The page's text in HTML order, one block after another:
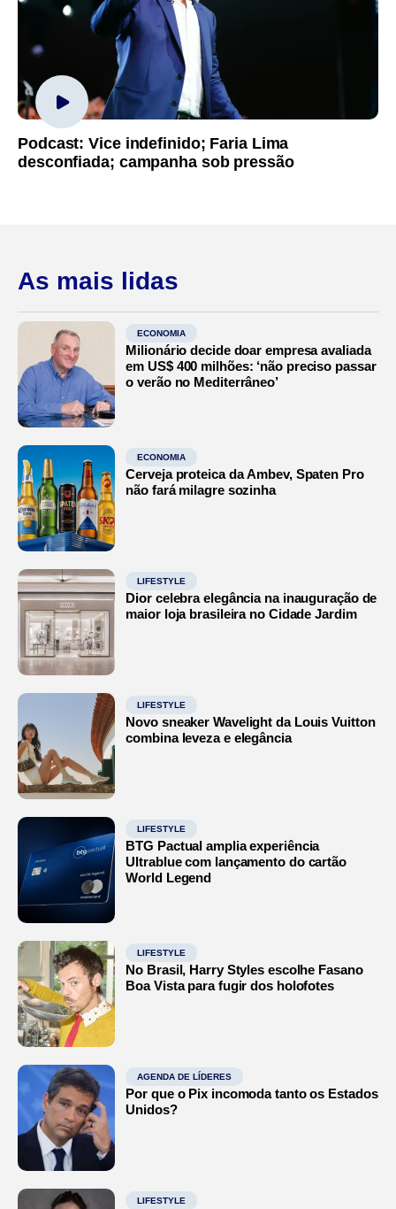
Podcast: Vice indefinido; Faria Lima
desconfiada; campanha sob pressão
As mais lidas
ECONOMIA
Milionário decide doar empresa avaliada
em US$ 400 milhões: ‘não preciso passar
o verão no Mediterrâneo’
ECONOMIA
Cerveja proteica da Ambev, Spaten Pro
não fará milagre sozinha
LIFESTYLE
Dior celebra elegância na inauguração de
maior loja brasileira no Cidade Jardim
LIFESTYLE
Novo sneaker Wavelight da Louis Vuitton
combina leveza e elegância
LIFESTYLE
BTG Pactual amplia experiência
Ultrablue com lançamento do cartão
World Legend
LIFESTYLE
No Brasil, Harry Styles escolhe Fasano
Boa Vista para fugir dos holofotes
AGENDA DE LÍDERES
Por que o Pix incomoda tanto os Estados
Unidos?
LIFESTYLE